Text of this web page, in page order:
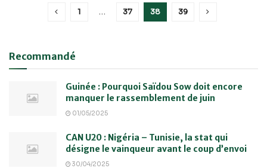
1 … 37 38 39
Recommandé
Guinée : Pourquoi Saïdou Sow doit encore
manquer le rassemblement de juin
01/05/2025
CAN U20 : Nigéria – Tunisie, la stat qui
désigne le vainqueur avant le coup d’envoi
30/04/2025